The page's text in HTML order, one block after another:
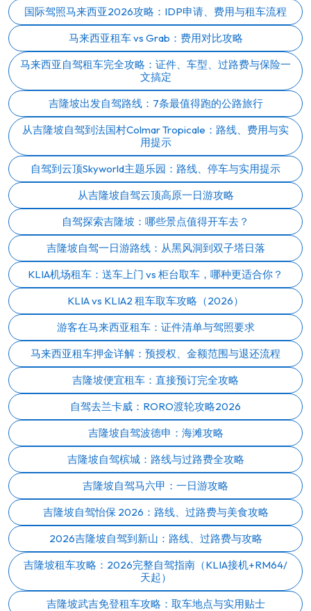
国际驾照马来西亚2026攻略：IDP申请、费用与租车流程
马来西亚租车 vs Grab：费用对比攻略
马来西亚自驾租车完全攻略：证件、车型、过路费与保险一
文搞定
吉隆坡出发自驾路线：7条最值得跑的公路旅行
从吉隆坡自驾到法国村Colmar Tropicale：路线、费用与实
用提示
自驾到云顶Skyworld主题乐园：路线、停车与实用提示
从吉隆坡自驾云顶高原一日游攻略
自驾探索吉隆坡：哪些景点值得开车去？
吉隆坡自驾一日游路线：从黑风洞到双子塔日落
KLIA机场租车：送车上门 vs 柜台取车，哪种更适合你？
KLIA vs KLIA2 租车取车攻略（2026）
游客在马来西亚租车：证件清单与驾照要求
马来西亚租车押金详解：预授权、金额范围与退还流程
吉隆坡便宜租车：直接预订完全攻略
自驾去兰卡威：RORO渡轮攻略2026
吉隆坡自驾波德申：海滩攻略
吉隆坡自驾槟城：路线与过路费全攻略
吉隆坡自驾马六甲：一日游攻略
吉隆坡自驾怡保 2026：路线、过路费与美食攻略
2026吉隆坡自驾到新山：路线、过路费与攻略
吉隆坡租车攻略：2026完整自驾指南（KLIA接机+RM64/
天起）
吉隆坡武吉免登租车攻略：取车地点与实用贴士